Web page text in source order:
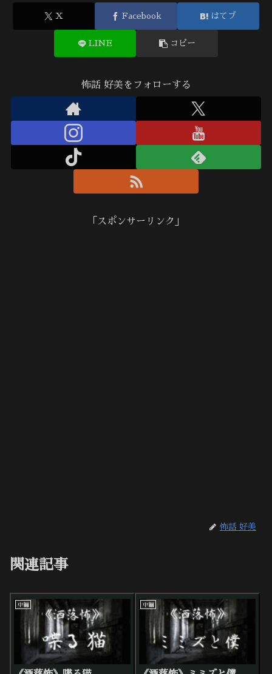
X Facebook はてブ
LINE コピー
怖話 好美をフォローする
「スポンサーリンク」
怖話 好美
関連記事
中編 中編